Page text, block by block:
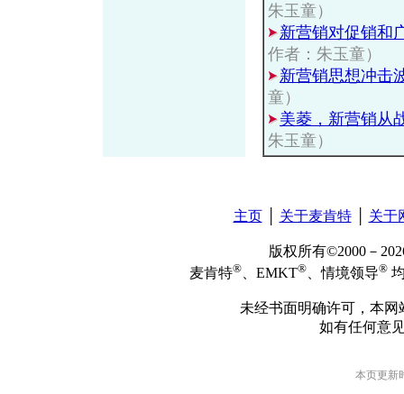
朱玉童）
新营销对促销和
作者：朱玉童）
新营销思想冲击
童）
美菱，新营销从
朱玉童）
主页│ 关于麦肯特│ 关于
版权所有©2000－
麦肯特® 、EMKT® 、情境领导®
未经书面明确许可，本
如有任何意
本页更新